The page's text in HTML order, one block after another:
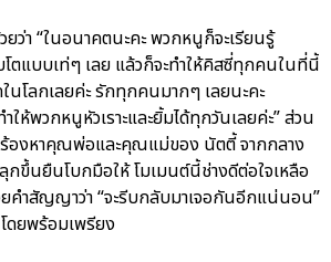
ยว่า “ในอนาคตนะคะ พวกหนูก็จะเรียนรู้
โตแบบเท่ๆ เลย แล้วก็จะทำให้คิสซี่ทุกคนในที่นี้
โลกเลยค่ะ รักทุกคนมากๆ เลยนะคะ
พวกหนูหัวเราะและยิ้มได้ทุกวันเลยค่ะ” ส่วน
องหาคุณพ่อและคุณแม่ของ นัตตี้ จากกลาง
ขึ้นยืนโบกมือให้ โมเมนต์นี้ช่างดีต่อใจเหลือ
คำสัญญาว่า “จะรีบกลับมาเจอกันอีกแน่นอน”
ยพร้อมเพรียง